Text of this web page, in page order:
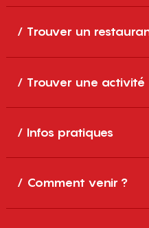
Trouver un
Trouver une activité
Infos pratiques
Comment venir ?
?
PRO